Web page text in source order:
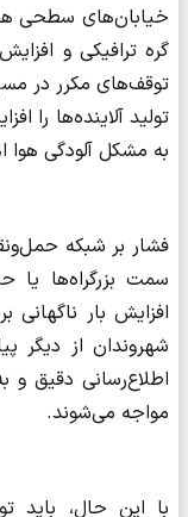
خیابان‌های سطحی
گره ترافیکی و
توقف‌های مکرر در
تولید آلاینده‌ها را
به مشکل آلودگی هوا
فشار بر شبکه
سمت بزرگراه‌ها
افزایش بار
شهروندان از دیگر
اطلاع‌رسانی دقیق و
مواجه می‌شوند.
با این حال، باید